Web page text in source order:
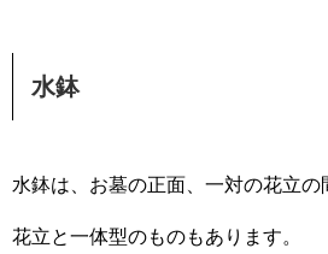
水鉢
水鉢は、お墓の正面、一対の花立の
花立と一体型のものもあります。